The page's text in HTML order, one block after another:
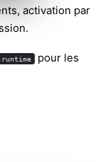
activation par
pour les